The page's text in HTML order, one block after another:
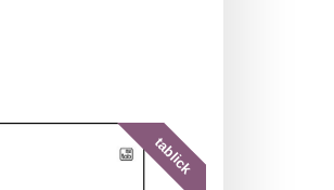
tablick